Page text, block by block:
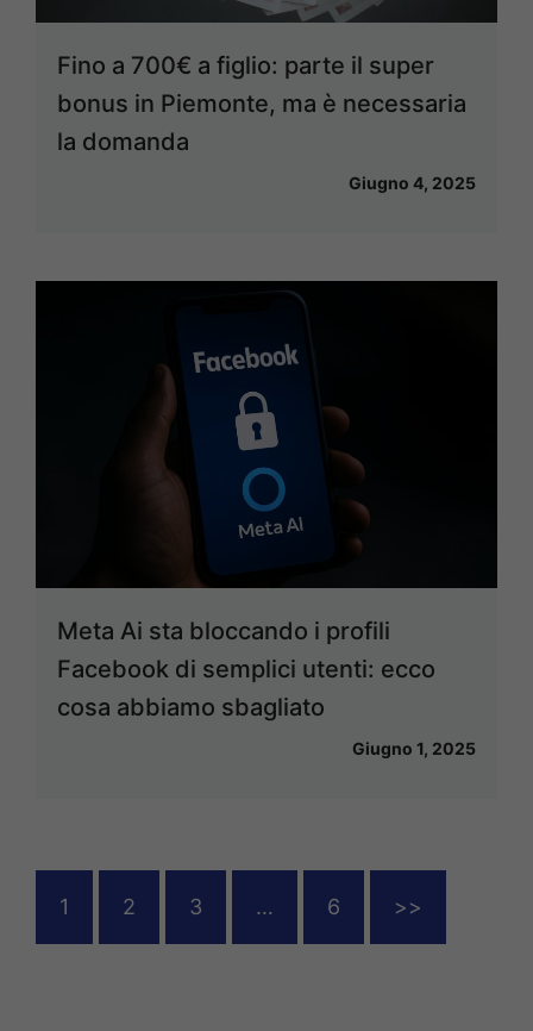
Fino a 700€ a figlio: parte il super
bonus in Piemonte, ma è necessaria
la domanda
Giugno 4, 2025
Meta Ai sta bloccando i profili
Facebook di semplici utenti: ecco
cosa abbiamo sbagliato
Giugno 1, 2025
1 2 3 … 6 >>